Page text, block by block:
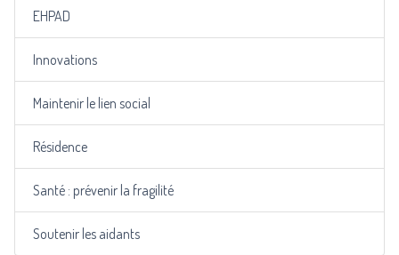
EHPAD
Innovations
Maintenir le lien social
Résidence
Santé : prévenir la fragilité
Soutenir les aidants